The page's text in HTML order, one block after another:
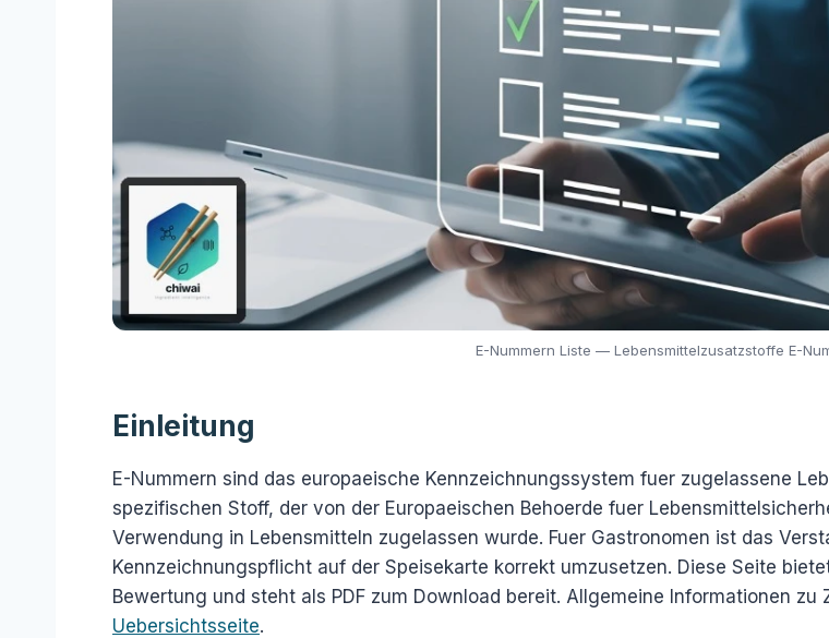
E-Nummern Liste — Lebensmittelzusatzstoffe E-
Einleitung
E-Nummern sind das europaeische Kennzeichnungssystem fuer zugelassene
spezifischen Stoff, der von der Europaeischen Behoerde fuer
Verwendung in Lebensmitteln zugelassen wurde. Fuer Gastronomen ist das
Kennzeichnungspflicht auf der Speisekarte korrekt umzusetzen. Diese Seite
Bewertung und steht als PDF zum Download bereit. Allgemeine Informationen
Uebersichtsseite.